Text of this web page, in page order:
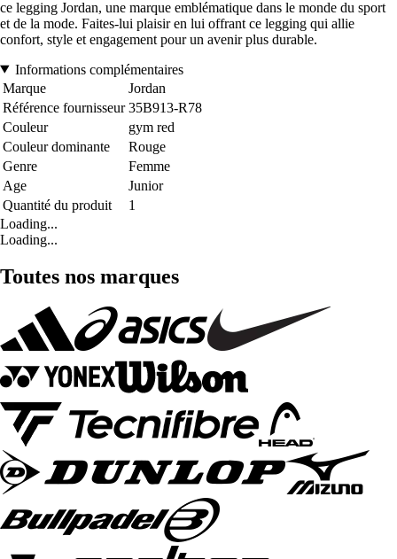
ce legging Jordan, une marque emblématique dans le monde du sport
et de la mode. Faites-lui plaisir en lui offrant ce legging qui allie
confort, style et engagement pour un avenir plus durable.
Informations complémentaires
Marque
Jordan
Référence fournisseur 35B913-R78
Couleur
gym red
Couleur dominante
Rouge
Genre
Femme
Age
Junior
Quantité du produit
1
Loading...
Loading...
Toutes nos marques